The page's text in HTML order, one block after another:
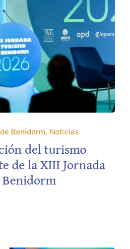
Benidorm, Noticias
del turismo
de la XIII Jornada